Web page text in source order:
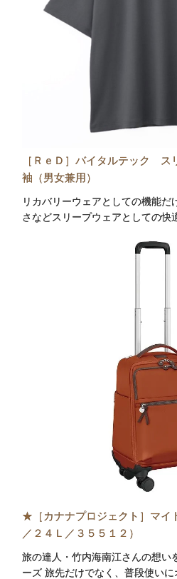
［ＲｅＤ］バイタルテック
袖（男女兼用）
リカバリーウェアとしての機能だ
さなどスリープウェアとしての快
★［カナナプロジェクト］マイ
／２４Ｌ／３５５１２）
旅の達人・竹内海南江さんの想い
ーズ 旅先だけでなく、普段使い